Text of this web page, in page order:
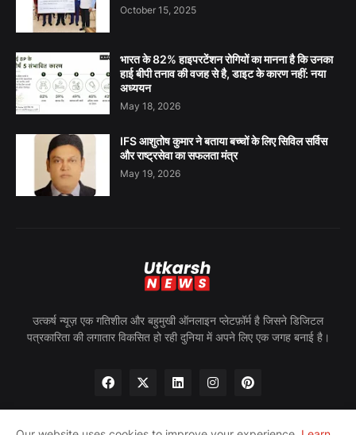
October 15, 2025
भारत के 82% हाइपरटेंशन रोगियों का मानना है कि उनका
हाई बीपी तनाव की वजह से है, डाइट के कारण नहीं: नया
अध्ययन
May 18, 2026
IFS आशुतोष कुमार ने बताया बच्चों के लिए सिविल सर्विस
और राष्ट्रसेवा का सफलता मंत्र
May 19, 2026
उत्कर्ष न्यूज़ एक गतिशील और बहुमुखी ऑनलाइन प्लेटफ़ॉर्म है जिसने डिजिटल
पत्रकारिता की लगातार विकसित हो रही दुनिया में अपने लिए एक जगह बनाई है।